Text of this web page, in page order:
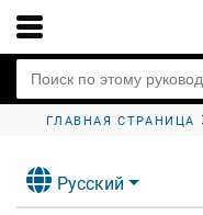
ГЛАВНАЯ СТРАНИЦА
Русский